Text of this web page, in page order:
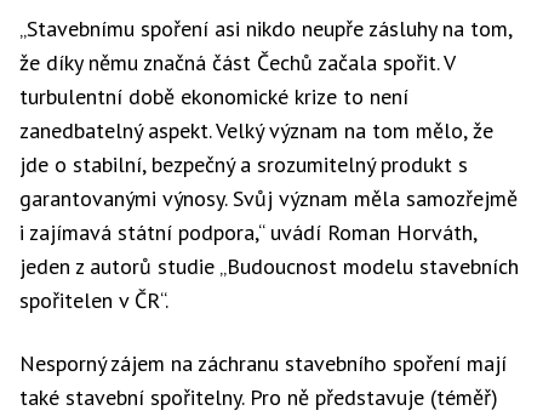
„Stavebnímu spoření asi nikdo neupře zásluhy na tom,
že díky němu značná část Čechů začala spořit. V
turbulentní době ekonomické krize to není
zanedbatelný aspekt. Velký význam na tom mělo, že
jde o stabilní, bezpečný a srozumitelný produkt s
garantovanými výnosy. Svůj význam měla samozřejmě
i zajímavá státní podpora,“ uvádí Roman Horváth,
jeden z autorů studie „Budoucnost modelu stavebních
spořitelen v ČR“.
Nesporný zájem na záchranu stavebního spoření mají
také stavební spořitelny. Pro ně představuje (téměř)